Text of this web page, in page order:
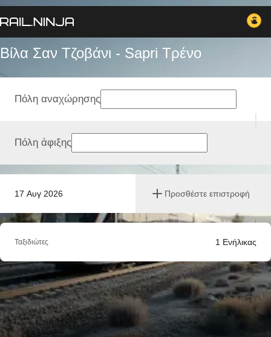
Βίλα Σαν Τζοβάνι - Sapri Tρένο
17 Αυγ 2026 Προσθέστε επιστροφή
Πόλη αναχώρησης
Πόλη άφιξης
Ταξιδιώτες 1 Ενήλικας